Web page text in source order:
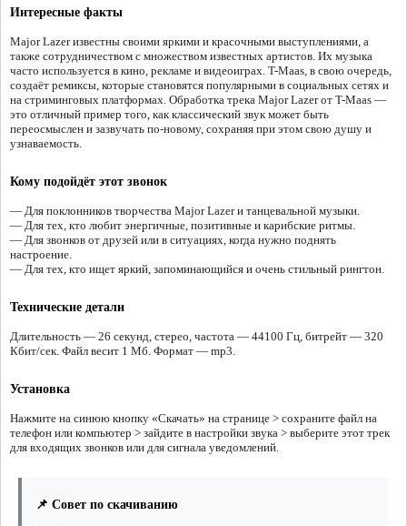
Интересные факты
Major Lazer известны своими яркими и красочными выступлениями, а
также сотрудничеством с множеством известных артистов. Их музыка
часто используется в кино, рекламе и видеоиграх. T-Maas, в свою очередь,
создаёт ремиксы, которые становятся популярными в социальных сетях и
на стриминговых платформах. Обработка трека Major Lazer от T-Maas —
это отличный пример того, как классический звук может быть
переосмыслен и зазвучать по-новому, сохраняя при этом свою душу и
узнаваемость.
Кому подойдёт этот звонок
— Для поклонников творчества Major Lazer и танцевальной музыки.
— Для тех, кто любит энергичные, позитивные и карибские ритмы.
— Для звонков от друзей или в ситуациях, когда нужно поднять
настроение.
— Для тех, кто ищет яркий, запоминающийся и очень стильный рингтон.
Технические детали
Длительность — 26 секунд, стерео, частота — 44100 Гц, битрейт — 320
Кбит/сек. Файл весит 1 Мб. Формат — mp3.
Установка
Нажмите на синюю кнопку «Скачать» на странице > сохраните файл на
телефон или компьютер > зайдите в настройки звука > выберите этот трек
для входящих звонков или для сигнала уведомлений.
📌 Совет по скачиванию